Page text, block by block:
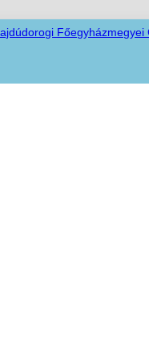
Főegyházmegyei